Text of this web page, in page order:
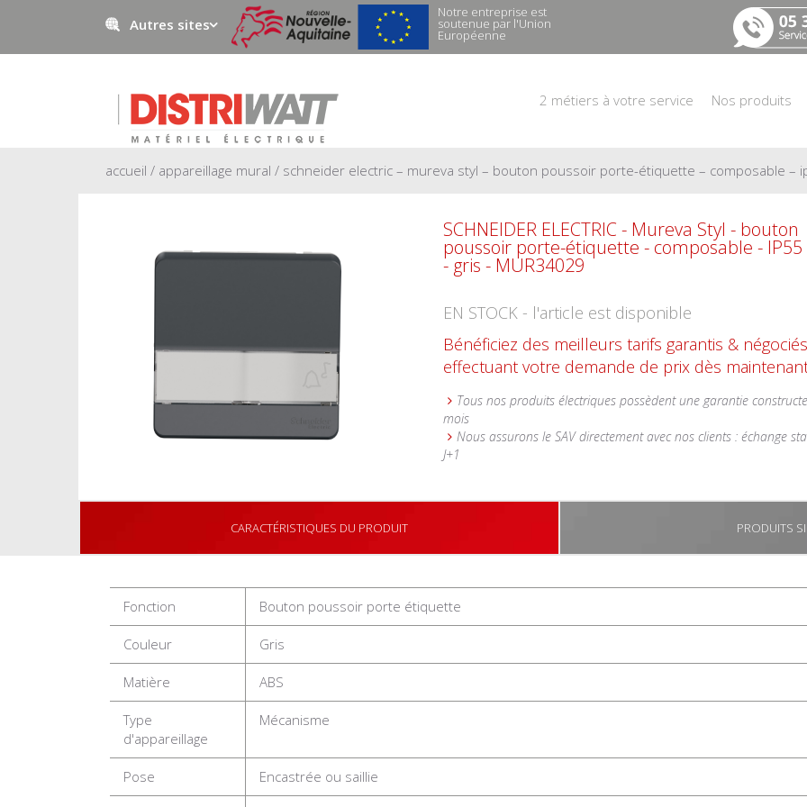
2 métiers à votre service Nos produits
Autres sites
Negowatt
Prestawatt
Notre entreprise est
soutenue par l'Union
Européenne
accueil / appareillage mural / schneider electric – mureva styl – bouton poussoir porte-étiquette – composable –
SCHNEIDER ELECTRIC - Mureva Styl - bouton
poussoir porte-étiquette - composable - IP55
- gris - MUR34029
EN STOCK - l'article est disponible
Bénéficiez des meilleurs tarifs garantis &
effectuant votre demande de prix dès
Tous nos produits électriques possèdent une garantie
mois
Nous assurons le SAV directement avec nos clients : échange
J+1
CARACTÉRISTIQUES DU PRODUIT PRODUITS
Fonction Bouton poussoir porte étiquette
Couleur Gris
Matière ABS
Type
d'appareillage
Mécanisme
Pose Encastrée ou saillie